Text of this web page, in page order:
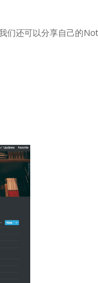
还可以分享自己的